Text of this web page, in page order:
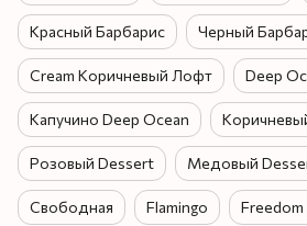
Красный Барбарис Черный
Cream Коричневый Лофт Deep
Капучино Deep Ocean
Розовый Dessert Медовый
Свободная Flamingo Freedom